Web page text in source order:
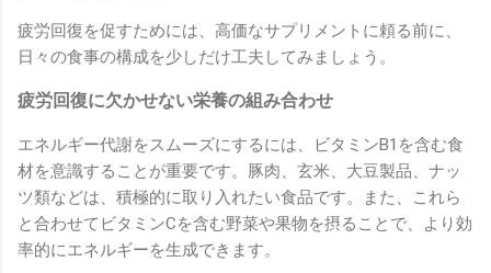
疲労回復を促すためには、高価なサプリメントに頼る前に、
日々の食事の構成を少しだけ工夫してみましょう。
疲労回復に欠かせない栄養の組み合わせ
エネルギー代謝をスムーズにするには、ビタミンB1を含む食
材を意識することが重要です。豚肉、玄米、大豆製品、ナッ
ツ類などは、積極的に取り入れたい食品です。また、これら
と合わせてビタミンCを含む野菜や果物を摂ることで、より効
率的にエネルギーを生成できます。